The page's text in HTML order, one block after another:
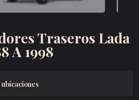
Traseros Lada
A 1998